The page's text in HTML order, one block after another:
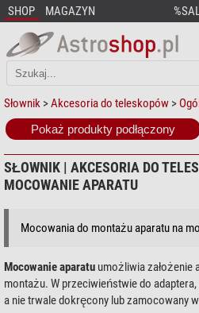
SHOP MAGAZYN
Słownik >Akcesoria do teleskopów >
Pokaż produkty podłączony
SŁOWNIK | AKCESORIA DO
MOCOWANIE APARATU
Mocowania do montażu aparatu na
Mocowanie aparatu umożliwia założenie
montażu. W przeciwieństwie do
a nie trwale dokręcony lub zamocowany